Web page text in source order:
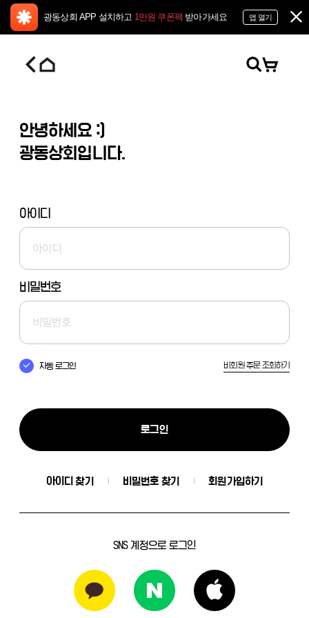
광동상회 APP 설치하고 1만원 쿠폰팩 받아가세요 앱 열기
안녕하세요 :)
광동상회입니다.
아이디
비밀번호
자동 로그인 비회원 주문 조회하기
로그인
아이디 찾기 비밀번호 찾기 회원가입하기
SNS 계정으로 로그인